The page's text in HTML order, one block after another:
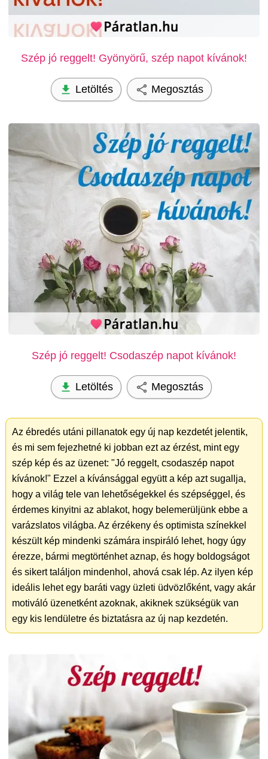
Szép jó reggelt! Gyönyörű, szép napot kívánok!
Letöltés Megosztás
Szép jó reggelt! Csodaszép napot kívánok!
Letöltés Megosztás
Az ébredés utáni pillanatok egy új nap kezdetét jelentik,
és mi sem fejezhetné ki jobban ezt az érzést, mint egy
szép kép és az üzenet: "Jó reggelt, csodaszép napot
kívánok!" Ezzel a kívánsággal együtt a kép azt sugallja,
hogy a világ tele van lehetőségekkel és szépséggel, és
érdemes kinyitni az ablakot, hogy belemerüljünk ebbe a
varázslatos világba. Az érzékeny és optimista színekkel
készült kép mindenki számára inspiráló lehet, hogy úgy
érezze, bármi megtörténhet aznap, és hogy boldogságot
és sikert találjon mindenhol, ahová csak lép. Az ilyen kép
ideális lehet egy baráti vagy üzleti üdvözlőként, vagy akár
motiváló üzenetként azoknak, akiknek szükségük van
egy kis lendületre és biztatásra az új nap kezdetén.